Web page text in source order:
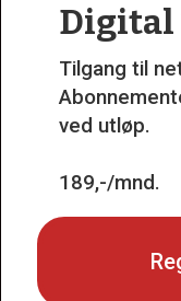
Digital
Tilgang til
ved utløp.
189,-/mnd.